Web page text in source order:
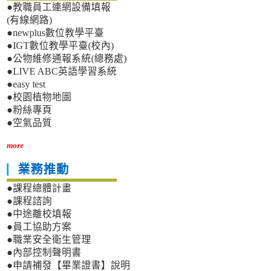
●教職員工連網設備填報
(有線網路)
●newplus數位教學平臺
●IGT數位教學平臺(校內)
●公物維修通報系統(總務處)
●LIVE ABC英語學習系統
●easy test
●校園植物地圖
●粉絲專頁
●空氣品質
more
業務推動
●課程總體計畫
●課程諮詢
●中途離校填報
●員工協助方案
●職業安全衛生管理
●內部控制聲明書
●申請補發【畢業證書】說明